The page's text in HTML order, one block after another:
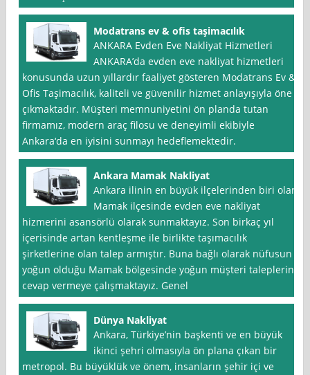
Modatrans ev & ofis taşimacılık
ANKARA Evden Eve Nakliyat Hizmetleri
ANKARA’da evden eve nakliyat hizmetleri
konusunda uzun yıllardır faaliyet gösteren Modatrans Ev &
Ofis Taşimacılık, kaliteli ve güvenilir hizmet anlayışıyla öne
çıkmaktadır. Müşteri memnuniyetini ön planda tutan
firmamız, modern araç filosu ve deneyimli ekibiyle
Ankara‘da en iyisini sunmayı hedeflemektedir.
Ankara Mamak Nakliyat
Ankara ilinin en büyük ilçelerinden biri olan
Mamak ilçesinde evden eve nakliyat
hizmerini asansörlü olarak sunmaktayız. Son birkaç yıl
içerisinde artan kentleşme ile birlikte taşımacılık
şirketlerine olan talep armıştır. Buna bağlı olarak nüfusun
yoğun olduğu Mamak bölgesinde yoğun müşteri taleplerine
cevap vermeye çalışmaktayız. Genel
Dünya Nakliyat
Ankara, Türkiye’nin başkenti ve en büyük
ikinci şehri olmasıyla ön plana çıkan bir
metropol. Bu büyüklük ve önem, insanların şehir içi ve